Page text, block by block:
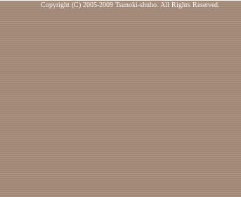
Copyright (C) 2005-2009 Tsunoki-shuho. All Rights Reserved.